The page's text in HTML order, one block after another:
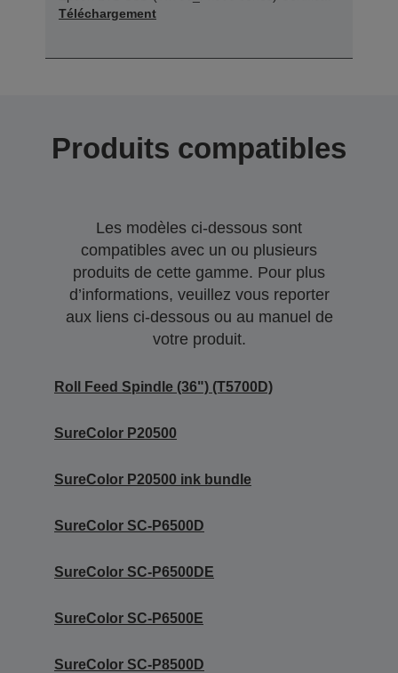
Téléchargement
Produits compatibles
Les modèles ci-dessous sont
compatibles avec un ou plusieurs
produits de cette gamme. Pour plus
d’informations, veuillez vous reporter
aux liens ci-dessous ou au manuel de
votre produit.
Roll Feed Spindle (36") (T5700D)
SureColor P20500
SureColor P20500 ink bundle
SureColor SC-P6500D
SureColor SC-P6500DE
SureColor SC-P6500E
SureColor SC-P8500D